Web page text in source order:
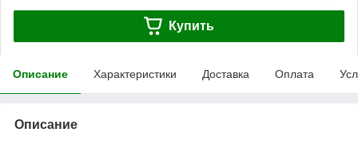
Купить
Описание Характеристики Доставка Оплата
Описание